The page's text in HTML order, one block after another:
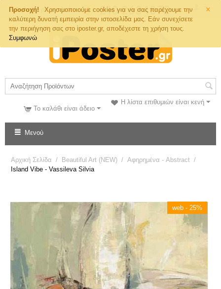
×
Προσοχή!
Χρησιμοποιούμε cookies για να σας παρέχουμε την
καλύτερη δυνατή εμπειρία στην ιστοσελίδα μας. Εάν συνεχίσετε
την περιήγηση σας στο iposter.gr, αποδέχεστε τη χρήση τους.
Συμφωνώ
Τηλ. Παραγγελιών
Η λίστα επιθυμιών είναι κενή
Το καλάθι είναι άδειο
Μενού
Αρχική Σελίδα / Beautiful Art (NEW) / Αφηρημένα - Abstract /
Island Vibe - Vassileva Silvia
web - 25%